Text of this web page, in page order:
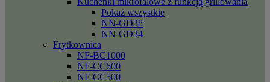
Pokaż wszystkie
NN-GD38
NN-GD34
Frytkownica
NF-BC1000
NF-CC600
NF-CC500